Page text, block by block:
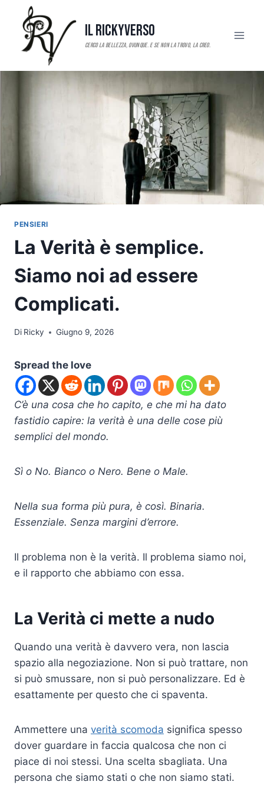
contenuto
Il RickyVerso
PENSIERI
La Verità è semplice.
Siamo noi ad essere
Complicati.
Di Ricky Giugno 9, 2026
Spread the love
C’è una cosa che ho capito, e che mi ha dato
fastidio capire: la verità è una delle cose più
semplici del mondo.
Sì o No. Bianco o Nero. Bene o Male.
Nella sua forma più pura, è così. Binaria.
Essenziale. Senza margini d’errore.
Il problema non è la verità. Il problema siamo noi,
e il rapporto che abbiamo con essa.
La Verità ci mette a nudo
Quando una verità è davvero vera, non lascia
spazio alla negoziazione. Non si può trattare, non
si può smussare, non si può personalizzare. Ed è
esattamente per questo che ci spaventa.
Ammettere una verità scomoda significa spesso
dover guardare in faccia qualcosa che non ci
piace di noi stessi. Una scelta sbagliata. Una
persona che siamo stati o che non siamo stati.